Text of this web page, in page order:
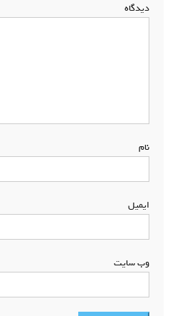
دیدگاه
نام
ایمیل
وب‌ سایت